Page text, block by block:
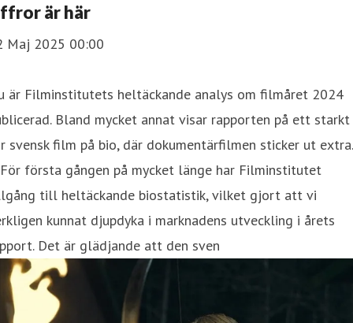
är här
Maj 2025 00:00
är Filminstitutets heltäckande analys om filmåret 2024
Bland mycket annat visar rapporten på ett starkt
svensk film på bio, där dokumentärfilmen sticker ut extra.
första gången på mycket länge har Filminstitutet
till heltäckande biostatistik, vilket gjort att vi
kunnat djupdyka i marknadens utveckling i årets
Det är glädjande att den sven